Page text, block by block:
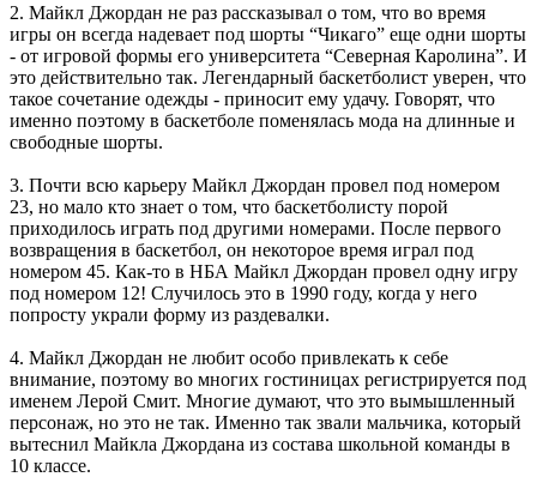
2. Майкл Джордан не раз рассказывал о том, что во время
игры он всегда надевает под шорты “Чикаго” еще одни шорты
- от игровой формы его университета “Северная Каролина”. И
это действительно так. Легендарный баскетболист уверен, что
такое сочетание одежды - приносит ему удачу. Говорят, что
именно поэтому в баскетболе поменялась мода на длинные и
свободные шорты.
3. Почти всю карьеру Майкл Джордан провел под номером
23, но мало кто знает о том, что баскетболисту порой
приходилось играть под другими номерами. После первого
возвращения в баскетбол, он некоторое время играл под
номером 45. Как-то в НБА Майкл Джордан провел одну игру
под номером 12! Случилось это в 1990 году, когда у него
попросту украли форму из раздевалки.
4. Майкл Джордан не любит особо привлекать к себе
внимание, поэтому во многих гостиницах регистрируется под
именем Лерой Смит. Многие думают, что это вымышленный
персонаж, но это не так. Именно так звали мальчика, который
вытеснил Майкла Джордана из состава школьной команды в
10 классе.